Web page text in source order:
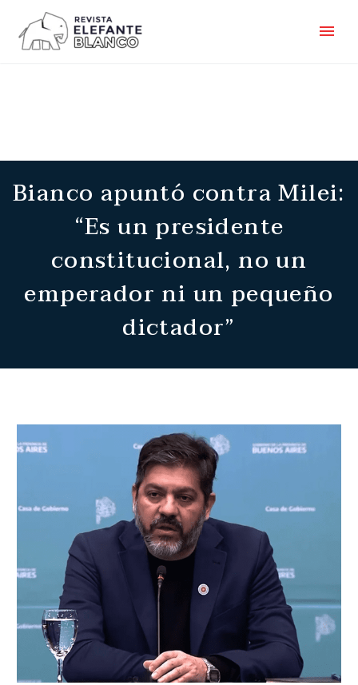
Bianco apuntó contra Milei:
“Es un presidente
constitucional, no un
emperador ni un pequeño
dictador”